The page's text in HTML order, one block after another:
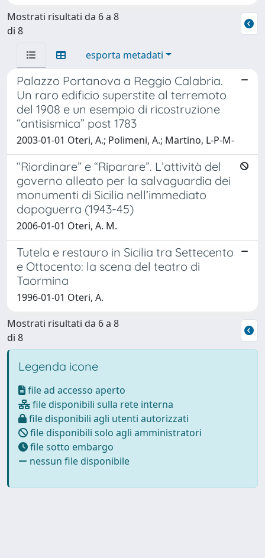
Mostrati risultati da 6 a 8
di 8
esporta metadati
Palazzo Portanova a Reggio Calabria.
Un raro edificio superstite al terremoto
del 1908 e un esempio di ricostruzione
“antisismica” post 1783
2003-01-01 Oteri, A.; Polimeni, A.; Martino, L-P-M-
“Riordinare” e “Riparare”. L’attività del
governo alleato per la salvaguardia dei
monumenti di Sicilia nell’immediato
dopoguerra (1943-45)
2006-01-01 Oteri, A. M.
Tutela e restauro in Sicilia tra Settecento
e Ottocento: la scena del teatro di
Taormina
1996-01-01 Oteri, A.
Mostrati risultati da 6 a 8
di 8
Legenda icone
file ad accesso aperto
file disponibili sulla rete interna
file disponibili agli utenti autorizzati
file disponibili solo agli amministratori
file sotto embargo
nessun file disponibile